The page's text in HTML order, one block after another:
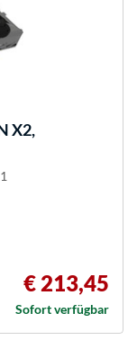
X2,
€ 213,45
Sofort verfügbar